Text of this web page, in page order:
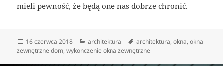
mieli pewność, że będą one nas dobrze chronić.
Data
publikacji
16 czerwca 2018 Kategorie
architektura Tagi
architektura,okna,okna
zewnętrzne dom,wykonczenie okna zewnętrzne